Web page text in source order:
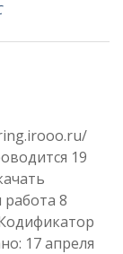
19
работа 8
17 апреля